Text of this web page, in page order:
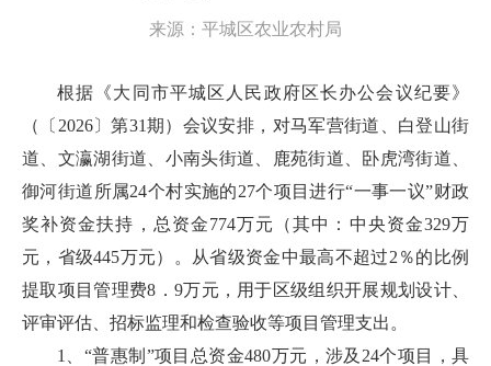
来源： 平城区农业农村局
根据《大同市平城区人民政府区长办公会议纪要》
（〔2026〕第31期）会议安排，对马军营街道、白登山街
道、文瀛湖街道、小南头街道、鹿苑街道、卧虎湾街道、
御河街道所属24个村实施的27个项目进行“一事一议”财政
奖补资金扶持，总资金774万元（其中：中央资金329万
元，省级445万元）。从省级资金中最高不超过2％的比例
提取项目管理费8．9万元，用于区级组织开展规划设计、
评审评估、招标监理和检查验收等项目管理支出。
1、“普惠制”项目总资金480万元，涉及24个项目，具